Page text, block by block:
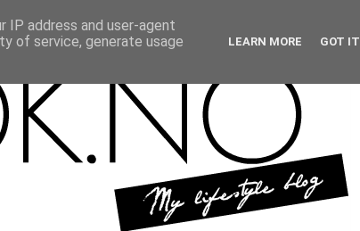
IP address and user-agent
of service, generate usage
LEARN MORE GOT IT